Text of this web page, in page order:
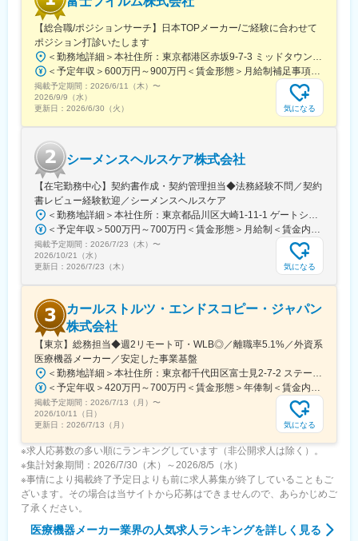
わることができます。
◎「電子カルテの普及率を約100%に」という文言が改正医療法に
記載され、補助金の交付も決定するなど、国家戦略としての病院
DXの推進が加速している市場で、営業としての経験を積むことが
できます。
◎ビジネスとエンジニアとの垣根がないチーム体制のため、自ら
で集めた顧客の声が、製品にフィードバックされやすい環境があ
ります。
ネスモデルになっています。
◎手数料型（テイクレート）の事業モデルのため、アップセルあ
りきではなく、顧客である病院の経営改善・業務改善と事業成長
が一致するビジネスモデルのため、長期的な価値提供に集中でき
ます。
【総合職/ポジションサーチ】日本TOPメーカー/ご経験に合わせて
ポジション打診いたします
＜勤務地詳細＞本社住所：東京都港区赤坂9-7-3 ミッドタウン・ウェスト勤務地最寄駅：東京メトロ日比谷線／都営大江戸線／六本木駅受動喫煙対策：敷地内全面禁煙変更の範囲：会社の定める事業所（リモートワーク含む）
＜予定年収＞600万円～900万円＜賃金形態＞月給制補足事項なし＜賃金内訳＞月額（基本給）：300,000円～500,000円＜月給＞300,000円～500,000円＜昇給有無＞有＜残業手当＞有賃金はあくまでも目安の金額であり、選考を通じて上下する可能性があります。月給(月額)は固定手当を含めた表記です。
掲載予定期間： 2026/6/11（木） 〜
2026/9/9（水）
更新日： 2026/6/30（火） 気になる
シーメンスヘルスケア株式会社
【在宅勤務中心】契約書作成・契約管理担当◆法務経験不問／契約
書レビュー経験歓迎／シーメンスヘルスケア
＜勤務地詳細＞本社住所：東京都品川区大崎1-11-1 ゲートシティ大崎ウエストタワー勤務地最寄駅：JR線／大崎駅受動喫煙対策：屋内全面禁煙変更の範囲：会社の定める事業所（リモートワーク含む）
＜予定年収＞500万円～700万円＜賃金形態＞月給制＜賃金内訳＞月額（基本給）：250,000円～500,000円＜月給＞250,000円～500,000円＜昇給有無＞有＜残業手当＞有＜給与補足＞※給与詳細は経験・能力・前職給与等を踏まえて決定致します。■昇給：年1回（10月）■賞与：年2回（6月・12月）賃金はあくまでも目安の金額であり、選考を通じて上下する可能性があります。月給(月額)は固定手当を含めた表記です。
掲載予定期間： 2026/7/23（木） 〜
2026/10/21（水）
更新日： 2026/7/23（木） 気になる
カールストルツ・エンドスコピー・ジャパン
株式会社
【東京】総務担当◆週2リモート可・WLB◎／離職率5.1%／外資系
医療機器メーカー／安定した事業基盤
＜勤務地詳細＞本社住所：東京都千代田区富士見2-7-2 ステージビルディング8F勤務地最寄駅：JR総武線／飯田橋駅受動喫煙対策：屋内全面禁煙変更の範囲：会社の定める事業所（リモートワーク含む）
＜予定年収＞420万円～700万円＜賃金形態＞年俸制＜賃金内訳＞年額（基本給）：3,319,800円～5,440,000円固定残業手当/月：73,350円～130,000円（固定残業時間30時間0分/月）超過した時間外労働の残業手当は追加支給＜月額＞350,000円～583,333円（12分割）（一律手当を含む）＜昇給有無＞有＜残業手当＞有＜給与補足＞※経験・能力・前職での給与を考慮し､当社規定により決定します。■パフォーマンスボーナス（個人実績連動／年1回■昇給：有（人事評価・会社業績に基づく）賃金はあくまでも目安の金額であり、選考を通じて上下する可能性があります。月給(月額)は固定手当を含めた表記です。
掲載予定期間： 2026/7/13（月） 〜
2026/10/11（日）
更新日： 2026/7/13（月） 気になる
※求人応募数の多い順にランキングしています（非公開求人は除く）。
※集計対象期間：2026/7/30（木）～2026/8/5（水）
※事情により掲載終了予定日よりも前に求人募集が終了していることもご
ざいます。その場合は当サイトから応募はできませんので、あらかじめご
了承ください。
医療機器メーカー業界の人気求人ランキングを詳しく見る